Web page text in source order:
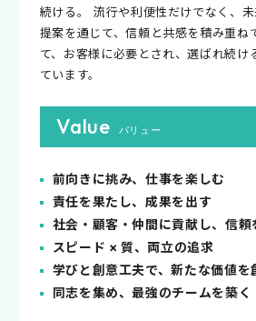
続ける。 流行や利便性だけでなく、
提案を通じて、信頼と共感を積み重ね
て、お客様に必要とされ、選ばれ続け
ています。
Value バリュー
前向きに挑み、仕事を楽しむ
責任を果たし、成果を出す
社会・顧客・仲間に貢献し、信頼
スピード × 質、両立の追求
学びと創意工夫で、新たな価値を
同志を集め、最強のチームを築く